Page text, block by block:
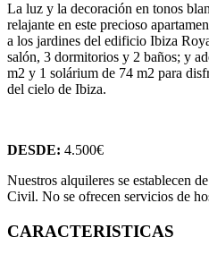
La luz y la decoración en tonos
relajante en este precioso
a los jardines del edificio Ibiza
salón, 3 dormitorios y 2 baños; y
m2 y 1 solárium de 74 m2 para
del cielo de Ibiza.
DESDE: 4.500€
Nuestros alquileres se establecen
Civil. No se ofrecen servicios de
CARACTERISTICAS